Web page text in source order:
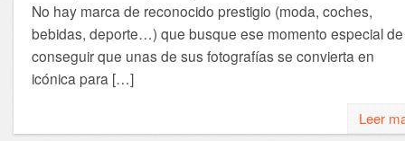
No hay marca de reconocido prestigio (moda, coches,
bebidas, deporte…) que busque ese momento especial de
conseguir que unas de sus fotografías se convierta en
icónica para […]
Leer